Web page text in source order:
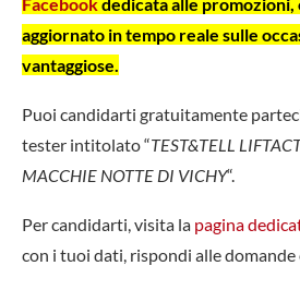
aggiornato in tempo reale sulle
vantaggiose.
Puoi candidarti gratuitamente
tester intitolato “TEST&TELL
MACCHIE NOTTE DI VICHY“.
Per candidarti, visita la pagina
con i tuoi dati, rispondi alle domande